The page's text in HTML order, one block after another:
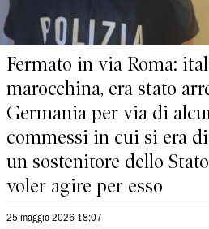
Fermato in via Roma:
marocchina, era stato
Germania per via di
commessi in cui si era
un sostenitore dello
voler agire per esso
25 maggio 2026 18:07